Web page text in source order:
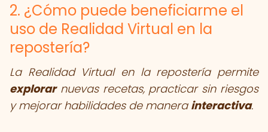
2. ¿Cómo puede beneficiarme el
uso de Realidad Virtual en la
repostería?
La Realidad Virtual en la repostería permite
explorarnuevas recetas, practicar sin riesgos
y mejorar habilidades de manera interactiva.